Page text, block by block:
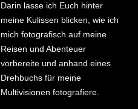
Darin lasse ich Euch hinter
meine Kulissen blicken, wie ich
mich fotografisch auf meine
Reisen und Abenteuer
vorbereite und anhand eines
Drehbuchs für meine
Multivisionen fotografiere.